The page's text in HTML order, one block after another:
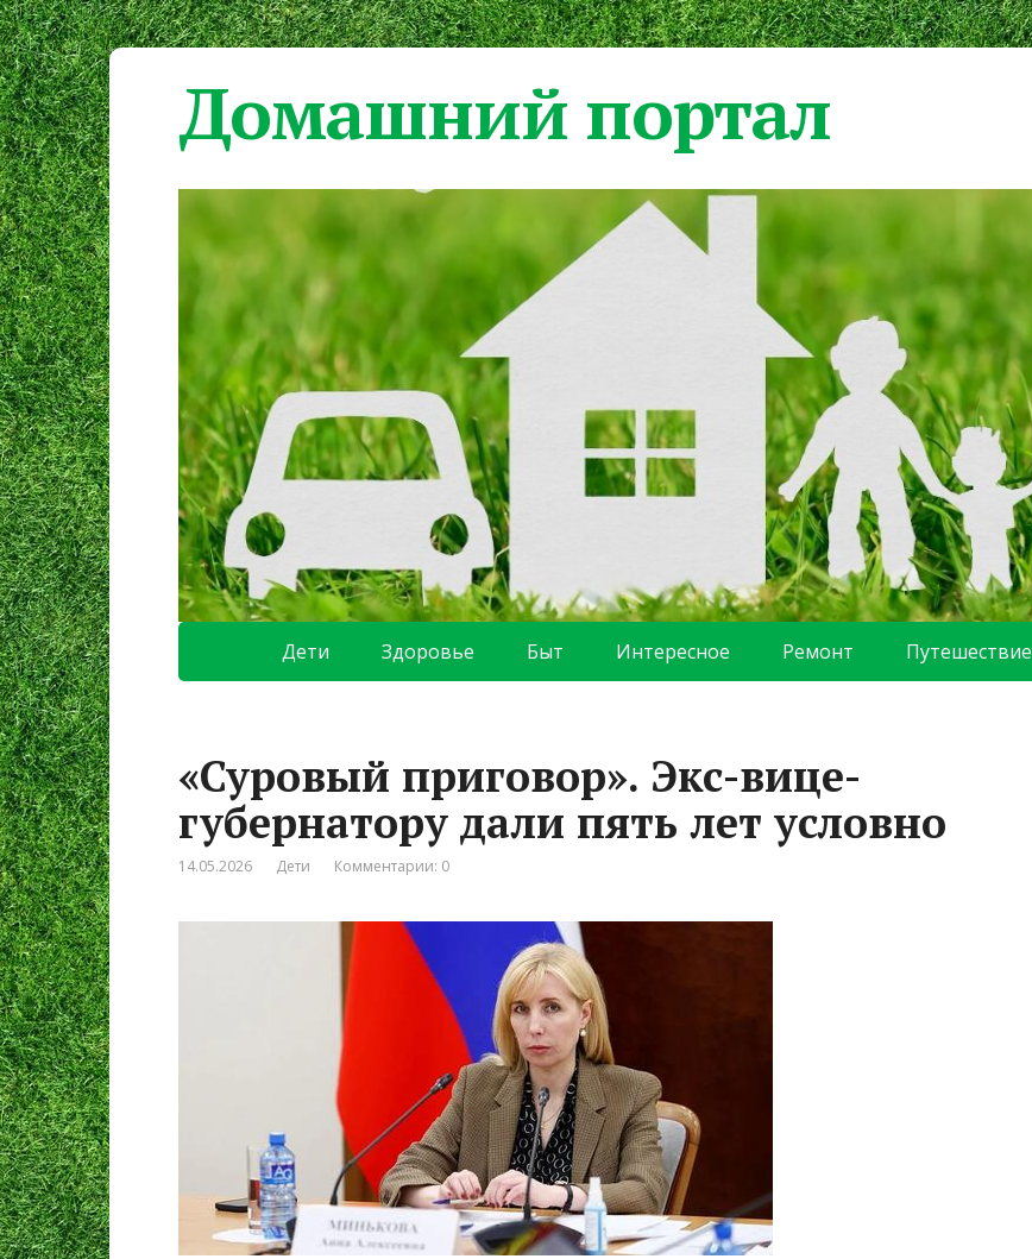
Домашний портал
Дети Здоровье Быт Интересное Ремонт Путешествие
«Суровый приговор». Экс-вице-
губернатору дали пять лет условно
14.05.2026 Дети Комментарии: 0